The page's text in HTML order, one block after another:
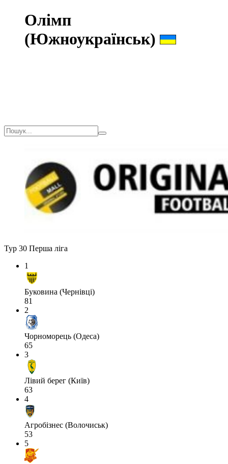
Олімп
(Южноукраїнськ)
Тур 30 Перша ліга
1
Буковина (Чернівці)
81
2
Чорноморець (Одеса)
65
3
Лівий берег (Київ)
63
4
Агробізнес (Волочиськ)
53
5